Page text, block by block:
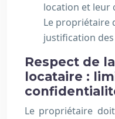
location et leur
Le propriétaire
justification
Respect de
locataire :
Le propriétaire